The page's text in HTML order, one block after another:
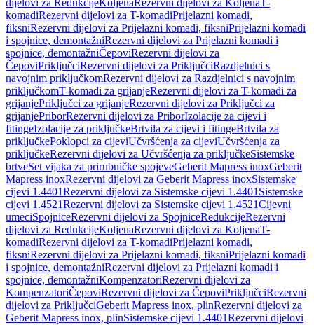
dijelovi za RedukcijeKoljenaRezervni dijelovi za KoljenaT-
komadiRezervni dijelovi za T-komadiPrijelazni komadi,
fiksniRezervni dijelovi za Prijelazni komadi, fiksniPrijelazni komadi
i spojnice, demontažniRezervni dijelovi za Prijelazni komadi i
spojnice, demontažniČepoviRezervni dijelovi za
ČepoviPriključciRezervni dijelovi za PriključciRazdjelnici s
navojnim priključkomRezervni dijelovi za Razdjelnici s navojnim
priključkomT-komadi za grijanjeRezervni dijelovi za T-komadi za
grijanjePriključci za grijanjeRezervni dijelovi za Priključci za
grijanjePriborRezervni dijelovi za PriborIzolacije za cijevi i
fitingeIzolacije za priključkeBrtvila za cijevi i fitingeBrtvila za
priključkePoklopci za cijeviUčvršćenja za cijeviUčvršćenja za
priključkeRezervni dijelovi za Učvršćenja za priključkeSistemske
brtveSet vijaka za prirubničke spojeveGeberit Mapress inoxGeberit
Mapress inoxRezervni dijelovi za Geberit Mapress inoxSistemske
cijevi 1.4401Rezervni dijelovi za Sistemske cijevi 1.4401 Sistemske
cijevi 1.4521Rezervni dijelovi za Sistemske cijevi 1.4521Cijevni
umeciSpojniceRezervni dijelovi za SpojniceRedukcijeRezervni
dijelovi za RedukcijeKoljenaRezervni dijelovi za KoljenaT-
komadiRezervni dijelovi za T-komadiPrijelazni komadi,
fiksniRezervni dijelovi za Prijelazni komadi, fiksniPrijelazni komadi
i spojnice, demontažniRezervni dijelovi za Prijelazni komadi i
spojnice, demontažniKompenzatoriRezervni dijelovi za
KompenzatoriČepoviRezervni dijelovi za ČepoviPriključciRezervni
dijelovi za PriključciGeberit Mapress inox, plinRezervni dijelovi za
Geberit Mapress inox, plinSistemske cijevi 1.4401Rezervni dijelovi